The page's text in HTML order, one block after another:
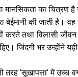
मानसिकता का चित्रण
बेईमानी की जाती
करते तथा विलासी
जिंदगी भर उन्होंने
तरह 'सूखापत्ता' में उच्च